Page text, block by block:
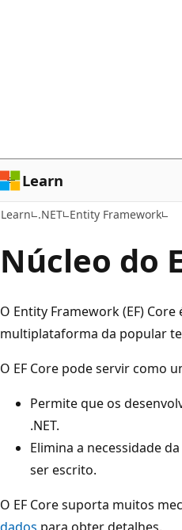
Learn
Learn .NET Entity Framework
Núcleo do
O Entity Framework (EF)
multiplataforma da popular
O EF Core pode servir como
Permite que os
.NET.
Elimina a necessidade
ser escrito.
O EF Core suporta muitos
dados para obter detalhes.